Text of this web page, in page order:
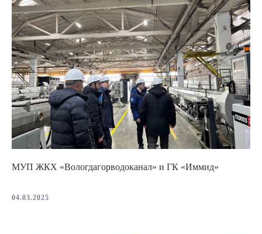
МУП ЖКХ «Вологдагорводоканал» и ГК «Иммид»
04.03.2025